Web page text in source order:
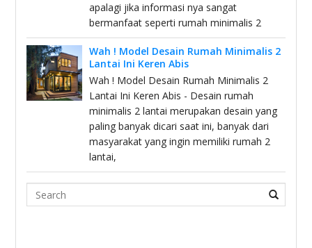
apalagi jika informasi nya sangat
bermanfaat seperti rumah minimalis 2
Wah ! Model Desain Rumah Minimalis 2
Lantai Ini Keren Abis
Wah ! Model Desain Rumah Minimalis 2
Lantai Ini Keren Abis - Desain rumah
minimalis 2 lantai merupakan desain yang
paling banyak dicari saat ini, banyak dari
masyarakat yang ingin memiliki rumah 2
lantai,
Search